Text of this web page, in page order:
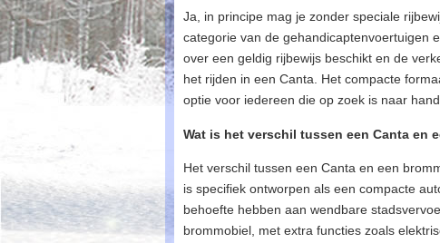
Ja, in principe mag je zonder speciale
categorie van de gehandicaptenvoertuigen
over een geldig rijbewijs beschikt en de
het rijden in een Canta. Het compacte
optie voor iedereen die op zoek is naar
Wat is het verschil tussen een Canta en
Het verschil tussen een Canta en een
is specifiek ontworpen als een compacte
behoefte hebben aan wendbare
brommobiel, met extra functies zoals